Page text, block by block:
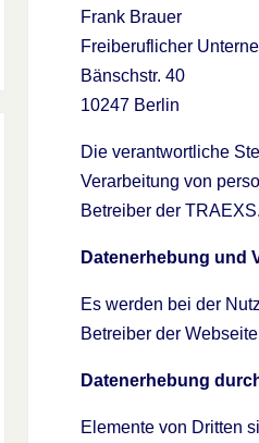
Frank Brauer
Freiberuflicher
Bänschstr. 40
10247 Berlin
Die verantwortliche
Verarbeitung von
Betreiber der
Datenerhebung und
Es werden bei der
Betreiber der
Datenerhebung
Elemente von Dritten